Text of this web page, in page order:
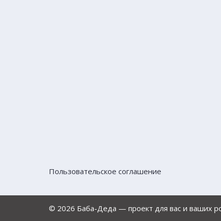
Пользовательское соглашение
© 2026 Баба-Деда — проект для вас и ваших